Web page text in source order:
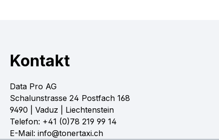
Kontakt
Data Pro AG
Schalunstrasse 24 Postfach 168
9490 | Vaduz | Liechtenstein
Telefon: +41 (0)78 219 99 14
E-Mail: info@tonertaxi.ch